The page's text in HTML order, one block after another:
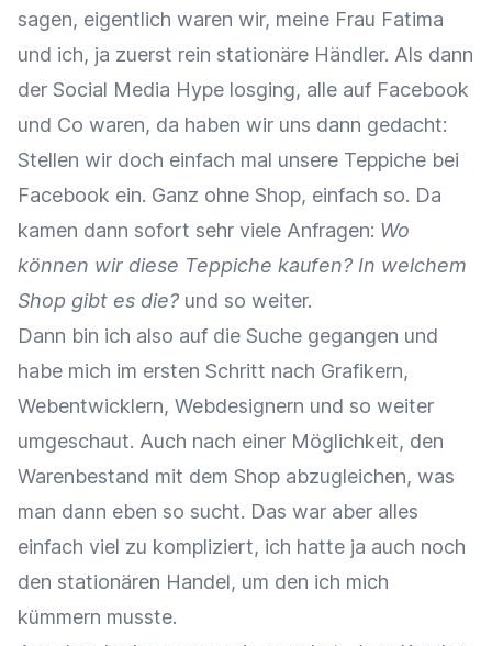
sagen, eigentlich waren wir, meine Frau Fatima
und ich, ja zuerst rein stationäre Händler. Als dann
der Social Media Hype losging, alle auf Facebook
und Co waren, da haben wir uns dann gedacht:
Stellen wir doch einfach mal unsere Teppiche bei
Facebook ein. Ganz ohne Shop, einfach so. Da
kamen dann sofort sehr viele Anfragen: Wo
können wir diese Teppiche kaufen? In welchem
Shop gibt es die? und so weiter.
Dann bin ich also auf die Suche gegangen und
habe mich im ersten Schritt nach Grafikern,
Webentwicklern, Webdesignern und so weiter
umgeschaut. Auch nach einer Möglichkeit, den
Warenbestand mit dem Shop abzugleichen, was
man dann eben so sucht. Das war aber alles
einfach viel zu kompliziert, ich hatte ja auch noch
den stationären Handel, um den ich mich
kümmern musste.